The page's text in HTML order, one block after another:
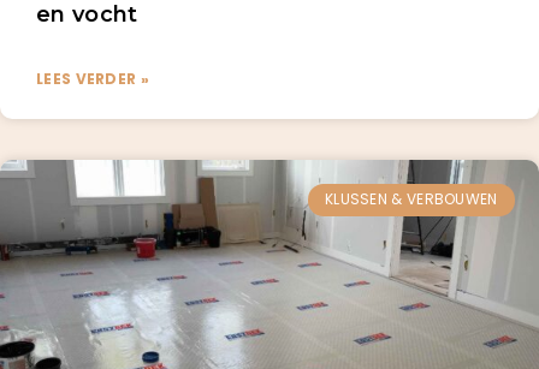
en vocht
LEES VERDER »
KLUSSEN & VERBOUWEN